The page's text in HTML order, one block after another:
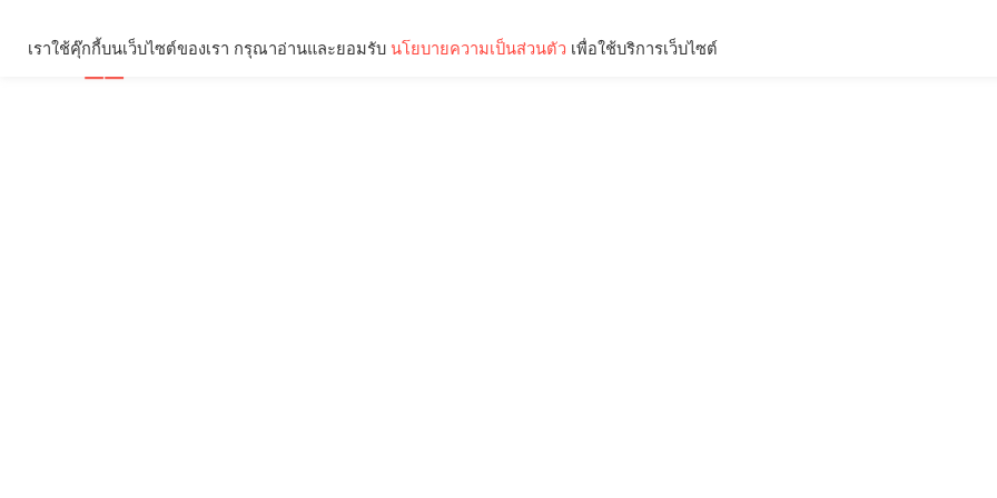
เราใช้คุ๊กกี้บนเว็บไซต์ของเรา กรุณาอ่านและยอมรับ นโยบายความเป็นส่วนตัว เพื่อใช้บริการเว็บไซต์